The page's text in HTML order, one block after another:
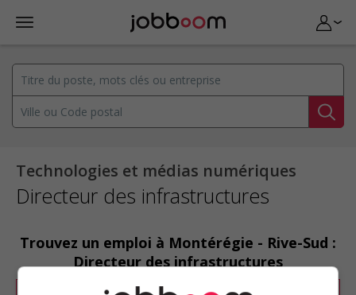
Technologies et médias numériques
Directeur des infrastructures
Trouvez un emploi à Montérégie - Rive-Sud :
Directeur des infrastructures